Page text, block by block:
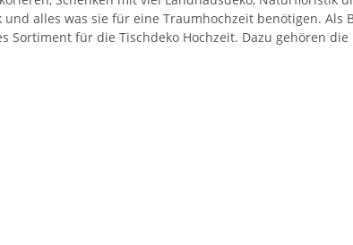
und alles was sie für eine Traumhochzeit benötigen.
Sortiment für die Tischdeko Hochzeit. Dazu gehören